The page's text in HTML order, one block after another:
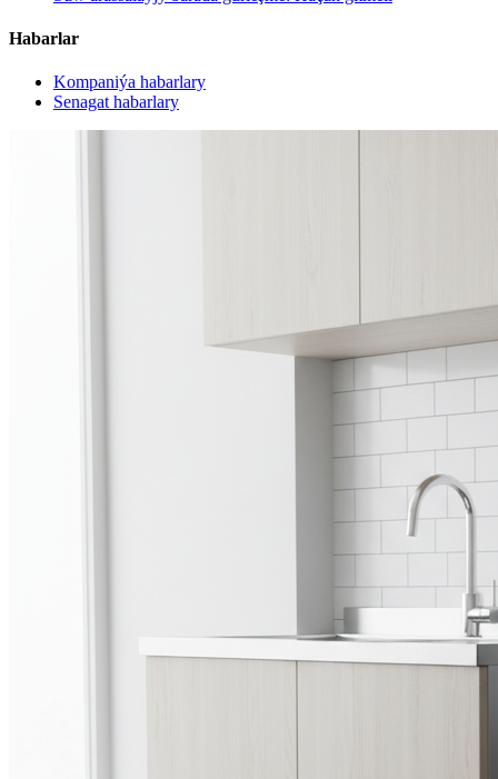
Habarlar
Kompaniýa habarlary
Senagat habarlary